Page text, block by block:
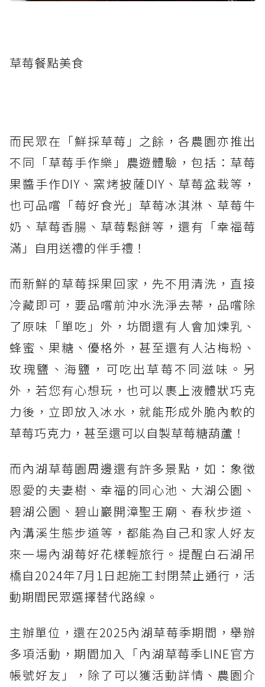
草莓餐點美食
而民眾在「鮮採草莓」之餘，各農園亦推出
不同「草莓手作樂」農遊體驗，包括：草莓
果醬手作DIY、窯烤披薩DIY、草莓盆栽等，
也可品嚐「莓好食光」草莓冰淇淋、草莓牛
奶、草莓香腸、草莓鬆餅等，還有「幸福莓
滿」自用送禮的伴手禮！
而新鮮的草莓採果回家，先不用清洗，直接
冷藏即可，要品嚐前沖水洗淨去蒂，品嚐除
了原味「單吃」外，坊間還有人會加煉乳、
蜂蜜、果糖、優格外，甚至還有人沾梅粉、
玫瑰鹽、海鹽，可吃出草莓不同滋味。另
外，若您有心想玩，也可以裹上液體狀巧克
力後，立即放入冰水，就能形成外脆內軟的
草莓巧克力，甚至還可以自製草莓糖葫蘆！
而內湖草莓園周邊還有許多景點，如：象徵
恩愛的夫妻樹、幸福的同心池、大湖公園、
碧湖公園、碧山巖開漳聖王廟、春秋步道、
內溝溪生態步道等，都能為自己和家人好友
來一場內湖莓好花樣輕旅行。提醒白石湖吊
橋自2024年7月1日起施工封閉禁止通行，活
動期間民眾選擇替代路線。
主辦單位，還在2025內湖草莓季期間，舉辦
多項活動，期間加入「內湖草莓季LINE官方
帳號好友」，除了可以獲活動詳情、農園介